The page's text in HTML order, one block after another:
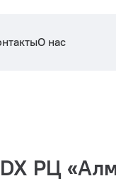
О нас
РЦ